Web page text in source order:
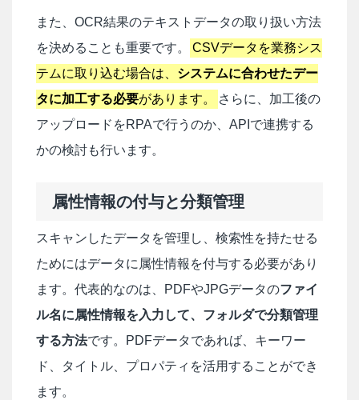
また、OCR結果のテキストデータの取り扱い方法
を決めることも重要です。
CSVデータを業務シス
テムに取り込む場合は、 システムに合わせたデー
タに加工する必要があります。
さらに、加工後の
アップロードをRPAで行うのか、APIで連携する
かの検討も行います。
属性情報の付与と分類管理
スキャンしたデータを管理し、検索性を持たせる
ためにはデータに属性情報を付与する必要があり
ます。代表的なのは、PDFやJPGデータのファイ
ル名に属性情報を入力して、フォルダで分類管理
する方法です。PDFデータであれば、キーワー
ド、タイトル、プロパティを活用することができ
ます。